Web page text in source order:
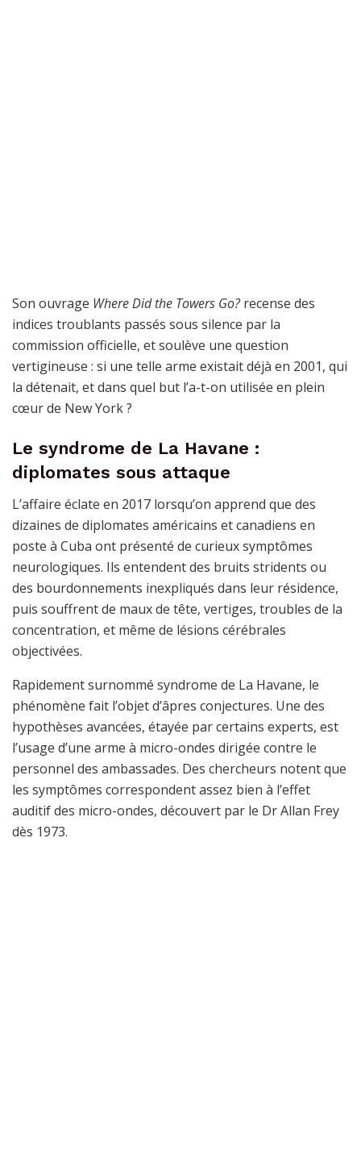
Son ouvrage Where Did the Towers Go?recense des
indices troublants passés sous silence par la
commission officielle, et soulève une question
vertigineuse : si une telle arme existait déjà en 2001, qui
la détenait, et dans quel but l’a-t-on utilisée en plein
cœur de New York ?
Le syndrome de La Havane :
diplomates sous attaque
L’affaire éclate en 2017 lorsqu’on apprend que des
dizaines de diplomates américains et canadiens en
poste à Cuba ont présenté de curieux symptômes
neurologiques. Ils entendent des bruits stridents ou
des bourdonnements inexpliqués dans leur résidence,
puis souffrent de maux de tête, vertiges, troubles de la
concentration, et même de lésions cérébrales
objectivées.
Rapidement surnommé syndrome de La Havane, le
phénomène fait l’objet d’âpres conjectures. Une des
hypothèses avancées, étayée par certains experts, est
l’usage d’une arme à micro-ondes dirigée contre le
personnel des ambassades. Des chercheurs notent que
les symptômes correspondent assez bien à l’effet
auditif des micro-ondes, découvert par le Dr Allan Frey
dès 1973.